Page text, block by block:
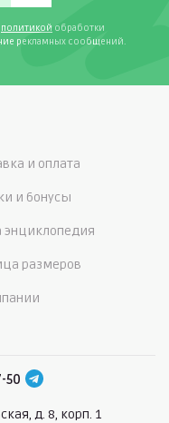
политикой обработки
рекламных сообщений.
и оплата
и бонусы
размеров
50
д. 8, корп. 1